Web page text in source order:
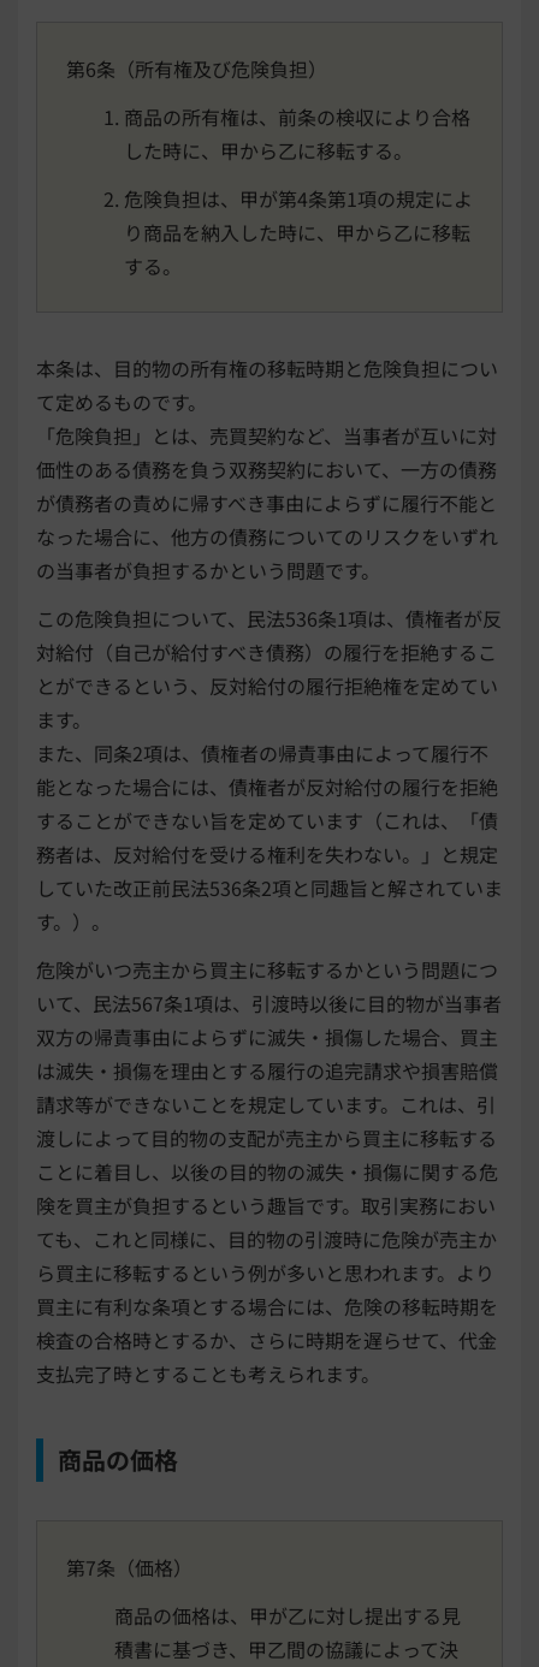
第6条（所有権及び危険負担）
商品の所有権は、前条の検収により合格
した時に、甲から乙に移転する。
危険負担は、甲が第4条第1項の規定によ
り商品を納入した時に、甲から乙に移転
する。
本条は、目的物の所有権の移転時期と危険負担につい
て定めるものです。
「危険負担」とは、売買契約など、当事者が互いに対
価性のある債務を負う双務契約において、一方の債務
が債務者の責めに帰すべき事由によらずに履行不能と
なった場合に、他方の債務についてのリスクをいずれ
の当事者が負担するかという問題です。
この危険負担について、民法536条1項は、債権者が反
対給付（自己が給付すべき債務）の履行を拒絶するこ
とができるという、反対給付の履行拒絶権を定めてい
ます。
また、同条2項は、債権者の帰責事由によって履行不
能となった場合には、債権者が反対給付の履行を拒絶
することができない旨を定めています（これは、「債
務者は、反対給付を受ける権利を失わない。」と規定
していた改正前民法536条2項と同趣旨と解されていま
す。）。
危険がいつ売主から買主に移転するかという問題につ
いて、民法567条1項は、引渡時以後に目的物が当事者
双方の帰責事由によらずに滅失・損傷した場合、買主
は滅失・損傷を理由とする履行の追完請求や損害賠償
請求等ができないことを規定しています。これは、引
渡しによって目的物の支配が売主から買主に移転する
ことに着目し、以後の目的物の滅失・損傷に関する危
険を買主が負担するという趣旨です。取引実務におい
ても、これと同様に、目的物の引渡時に危険が売主か
ら買主に移転するという例が多いと思われます。より
買主に有利な条項とする場合には、危険の移転時期を
検査の合格時とするか、さらに時期を遅らせて、代金
支払完了時とすることも考えられます。
商品の価格
第7条（価格）
商品の価格は、甲が乙に対し提出する見
積書に基づき、甲乙間の協議によって決